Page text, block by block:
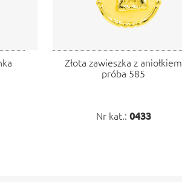
Złota zawieszka z aniołkiem
próba 585
Nr kat.: 0433